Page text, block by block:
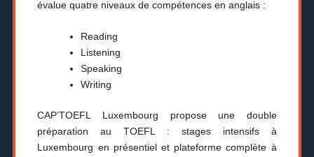
évalue quatre niveaux de compétences en anglais :
Reading
Listening
Speaking
Writing
CAP’TOEFL Luxembourg propose une double
préparation au TOEFL : stages intensifs à
Luxembourg en présentiel et plateforme complète à